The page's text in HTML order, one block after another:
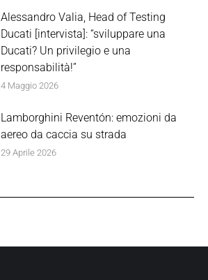
Alessandro Valia, Head of Testing
Ducati [intervista]: “sviluppare una
Ducati? Un privilegio e una
responsabilità!”
4 Maggio 2026
Lamborghini Reventón: emozioni da
aereo da caccia su strada
29 Aprile 2026